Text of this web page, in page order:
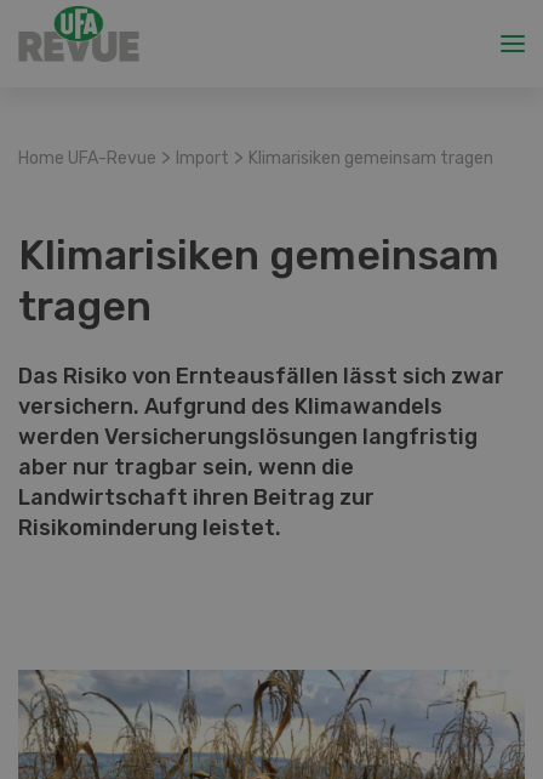
Home UFA-Revue > Import > Klimarisiken gemeinsam tragen
Klimarisiken gemeinsam
tragen
Das Risiko von Ernteausfällen lässt sich zwar
versichern. Aufgrund des Klimawandels
werden Versicherungslösungen langfristig
aber nur tragbar sein, wenn die
Landwirtschaft ihren Beitrag zur
Risikominderung leistet.